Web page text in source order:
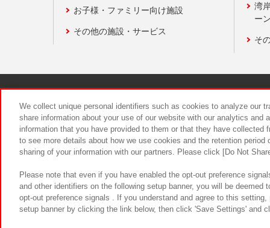
お子様・ファミリー向け施設
その他の施設・サービス
湾
ー
そ
食品のご
We collect unique personal identifiers such as cookies to analyze our
share information about your use of our website with our analytics and
information that you have provided to them or that they have
to see more details about how we use cookies and the retention
sharing of your information with our partners. Please click [Do Not
Please note that even if you have enabled the opt-out preference
and other identifiers on the following setup banner, you will be
opt-out preference signals . If you understand and agree to this
setup banner by clicking the link below, then click 'Save Settings' and